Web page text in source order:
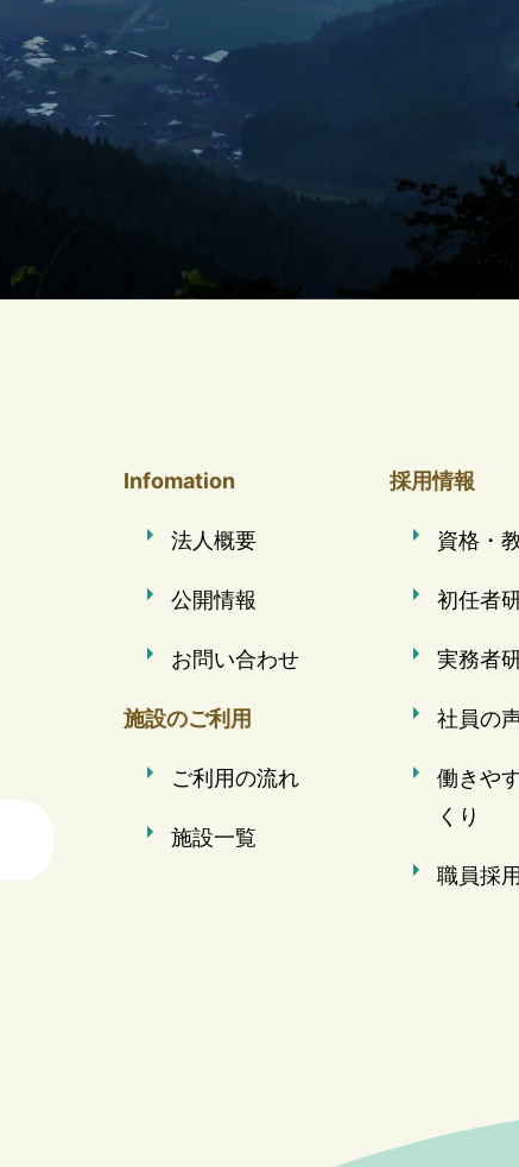
Infomation
法人概要
公開情報
お問い合わせ
施設のご利用
ご利用の流れ
施設一覧
採用情報
資格・
初任者
実務者
社員の
働きや
くり
職員採用